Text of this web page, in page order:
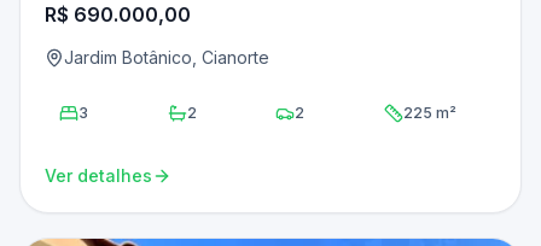
R$ 690.000,00
Jardim Botânico, Cianorte
3 2 2 225 m²
Ver detalhes